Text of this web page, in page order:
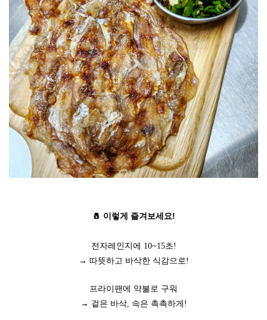
🧂 이렇게 즐겨보세요!
전자레인지에 10~15초!
→ 따뜻하고 바삭한 식감으로!
프라이팬에 약불로 구워
→ 겉은 바삭, 속은 촉촉하게!